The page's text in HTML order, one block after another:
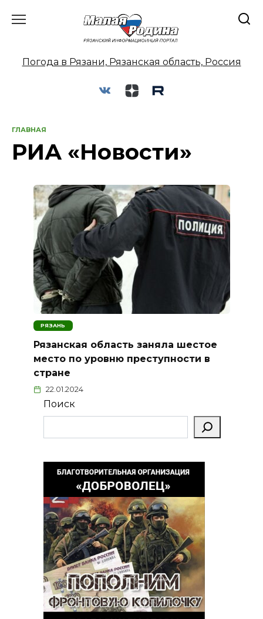
Погода в Рязани, Рязанская область, Россия
ГЛАВНАЯ
РИА «Новости»
РЯЗАНЬ
Рязанская область заняла шестое
место по уровню преступности в
стране
22.01.2024
Поиск